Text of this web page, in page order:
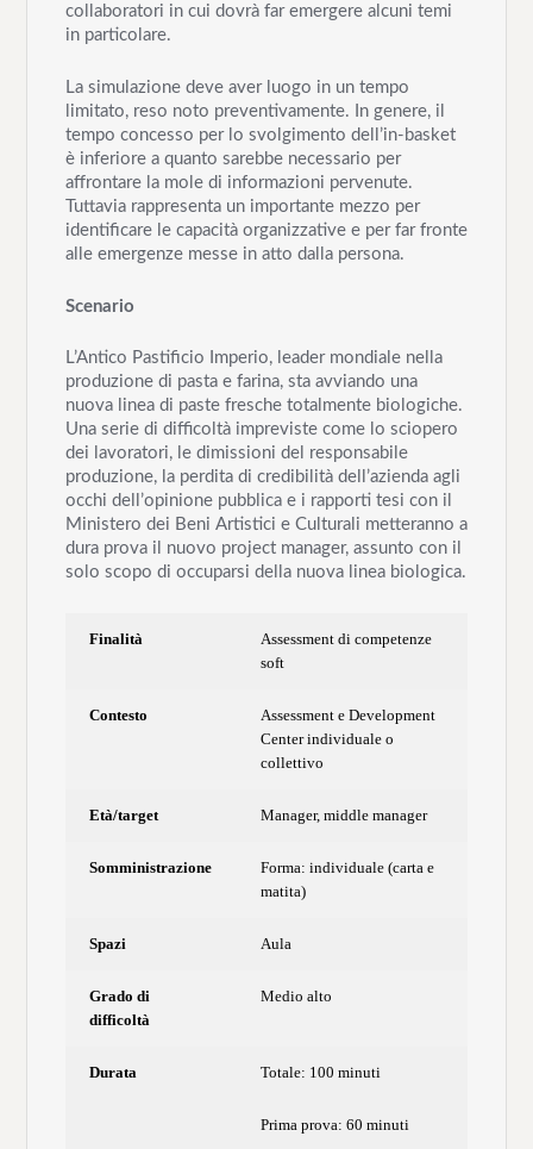
collaboratori in cui dovrà far emergere alcuni temi
in particolare.
La simulazione deve aver luogo in un tempo
limitato, reso noto preventivamente. In genere, il
tempo concesso per lo svolgimento dell’in-basket
è inferiore a quanto sarebbe necessario per
affrontare la mole di informazioni pervenute.
Tuttavia rappresenta un importante mezzo per
identificare le capacità organizzative e per far fronte
alle emergenze messe in atto dalla persona.
Scenario
L’Antico Pastificio Imperio, leader mondiale nella
produzione di pasta e farina, sta avviando una
nuova linea di paste fresche totalmente biologiche.
Una serie di difficoltà impreviste come lo sciopero
dei lavoratori, le dimissioni del responsabile
produzione, la perdita di credibilità dell’azienda agli
occhi dell’opinione pubblica e i rapporti tesi con il
Ministero dei Beni Artistici e Culturali metteranno a
dura prova il nuovo project manager, assunto con il
solo scopo di occuparsi della nuova linea biologica.
Finalità
Assessment di competenze
soft
Contesto
Assessment e Development
Center individuale o
collettivo
Età/target Manager, middle manager
Somministrazione
Forma: individuale (carta e
matita)
Spazi Aula
Grado di
difficoltà
Medio alto
Durata Totale: 100 minuti
Prima prova: 60 minuti